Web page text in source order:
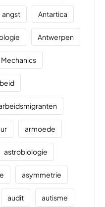
angst Antartica
Antwerpen
armoede
astrobiologie
asymmetrie
audit autisme